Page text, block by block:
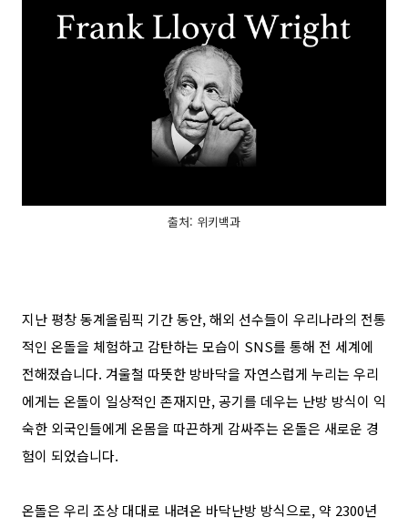
출처: 위키백과
지난 평창 동계올림픽 기간 동안,해외 선수들이 우리나라의 전통
적인 온돌을 체험하고 감탄하는 모습이 SNS를 통해 전 세계에
전해졌습니다. 겨울철 따뜻한 방바닥을 자연스럽게 누리는 우리
에게는 온돌이 일상적인 존재지만,공기를 데우는 난방 방식이 익
숙한 외국인들에게 온몸을 따끈하게 감싸주는 온돌은 새로운 경
험이 되었습니다.
온돌은 우리 조상 대대로 내려온 바닥난방 방식으로, 약 2300년